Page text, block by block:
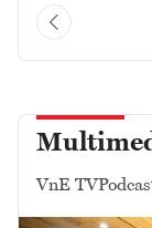
VnE TV